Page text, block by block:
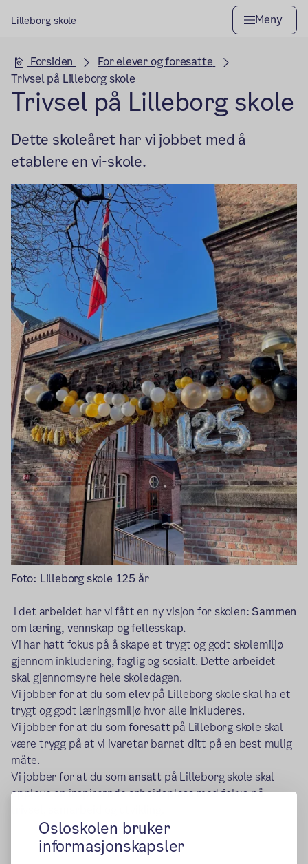
Osloskolen bruker
informasjonskapsler
Lilleborg skole Meny
Hovedseksjon
Forsiden
For elever og foresatte
Trivsel på Lilleborg skole
Trivsel på Lilleborg skole
Dette skoleåret har vi jobbet med å
etablere en vi-skole.
Foto: Lilleborg skole 125 år
I det arbeidet har vi fått en ny visjon for skolen: Sammen
om læring, vennskap og fellesskap.
Vi har hatt fokus på å skape et trygt og godt skolemiljø
gjennom inkludering, faglig og sosialt. Dette arbeidet
skal gjennomsyre hele skoledagen.
Vi jobber for at du somelevpå Lilleborg skole skal ha et
trygt og godt læringsmiljø hvor alle inkluderes.
Vi jobber for at du somforesattpå Lilleborg skole skal
være trygg på at vi ivaretar barnet ditt på en best mulig
måte.
Vi jobber for at du som ansatt på Lilleborg skole skal
oppleve en inspirernde arbeidsplass med fokus på